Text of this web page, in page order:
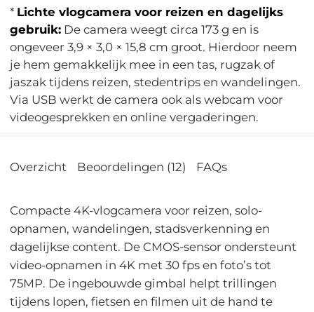
* Lichte vlogcamera voor reizen en dagelijks
gebruik: De camera weegt circa 173 g en is
ongeveer 3,9 × 3,0 × 15,8 cm groot. Hierdoor neem
je hem gemakkelijk mee in een tas, rugzak of
jaszak tijdens reizen, stedentrips en wandelingen.
Via USB werkt de camera ook als webcam voor
videogesprekken en online vergaderingen.
Overzicht Beoordelingen (12) FAQs
Compacte 4K-vlogcamera voor reizen, solo-
opnamen, wandelingen, stadsverkenning en
dagelijkse content. De CMOS-sensor ondersteunt
video-opnamen in 4K met 30 fps en foto’s tot
75MP. De ingebouwde gimbal helpt trillingen
tijdens lopen, fietsen en filmen uit de hand te